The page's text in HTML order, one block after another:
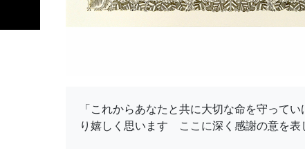
「これからあなたと共に大切な命を守って
り嬉しく思います ここに深く感謝の意を表